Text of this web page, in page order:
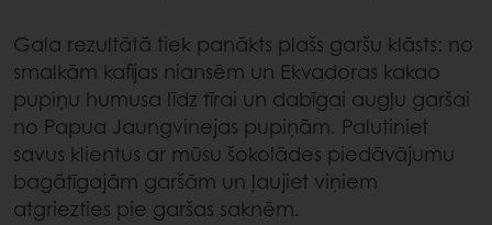
Gala rezultātā tiek panākts plašs garšu klāsts: no
smalkām kafijas niansēm un Ekvadoras kakao
pupiņu humusa līdz tīrai un dabīgai augļu garšai
no Papua Jaungvinejas pupiņām. Palutiniet
savus klientus ar mūsu šokolādes piedāvājumu
bagātīgajām garšām un ļaujiet viņiem
atgriezties pie garšas saknēm.